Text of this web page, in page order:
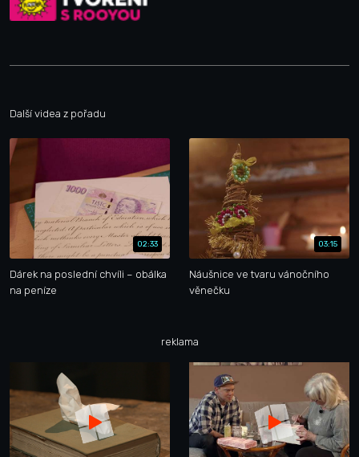
Další videa z pořadu
02:33
Dárek na poslední chvíli – obálka
na peníze
03:15
Náušnice ve tvaru vánočního
věnečku
reklama